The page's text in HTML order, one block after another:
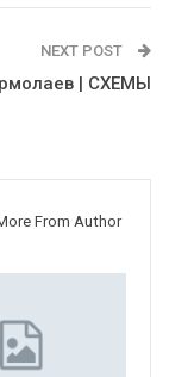
NEXT POST
| СХЕМЫ
From Author